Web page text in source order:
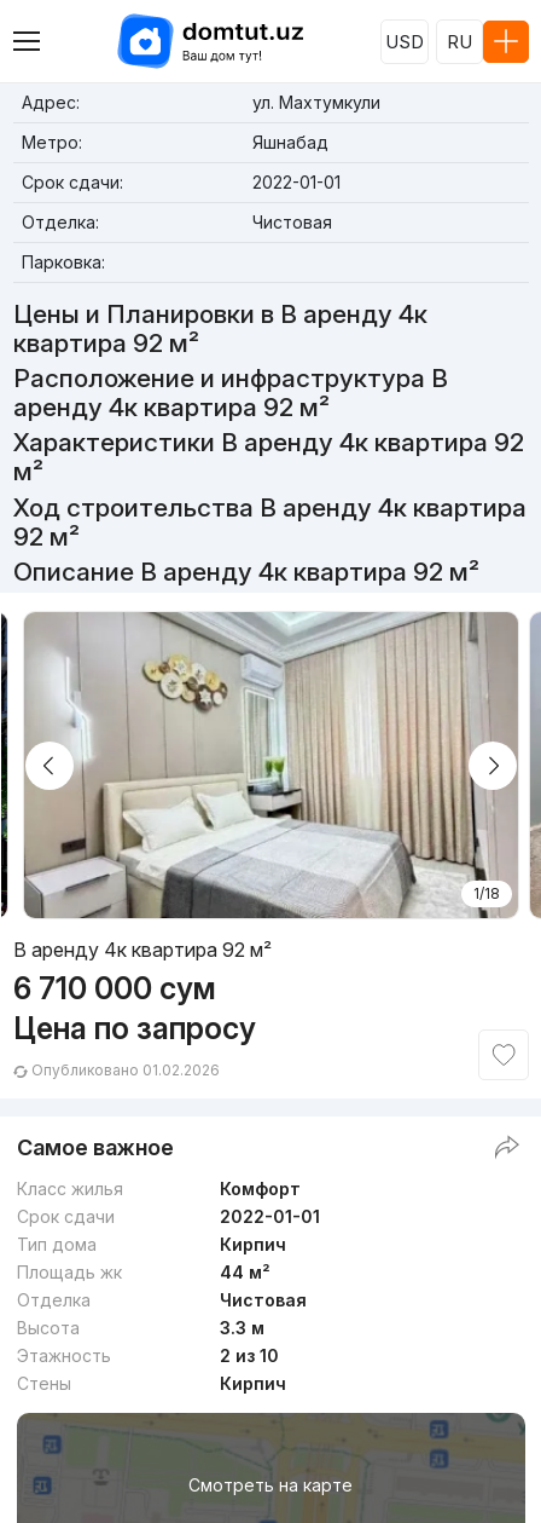
USD RU
Адрес:
ул. Махтумкули
Метро:
Яшнабад
Срок сдачи:
2022-01-01
Отделка:
Чистовая
Парковка:
Цены и Планировки в В аренду 4к
квартира 92 м²
Расположение и инфраструктура В
аренду 4к квартира 92 м²
Характеристики В аренду 4к квартира 92
м²
Ход строительства В аренду 4к квартира
92 м²
Описание В аренду 4к квартира 92 м²
1/18
В аренду 4к квартира 92 м²
6 710 000 сум
Цена по запросу
Опубликовано 01.02.2026
Самое важное
Класс жилья
Комфорт
Срок сдачи
2022-01-01
Тип дома
Кирпич
Площадь жк
44 м²
Отделка
Чистовая
Высота
3.3 м
Этажность
2 из 10
Стены
Кирпич
Смотреть на карте